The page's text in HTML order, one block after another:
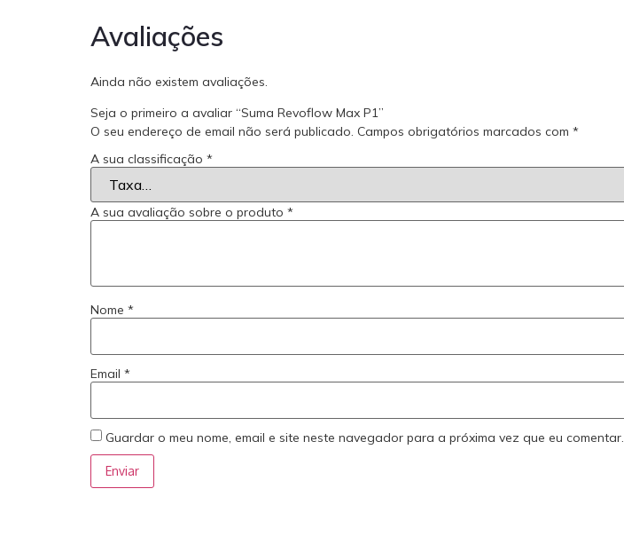
Avaliações
Ainda não existem avaliações.
Seja o primeiro a avaliar “Suma Revoflow Max P1”
O seu endereço de email não será publicado. Campos obrigatórios marcados com *
A sua classificação *
A sua avaliação sobre o produto *
Nome *
Email *
Guardar o meu nome, email e site neste navegador para a próxima vez que eu comentar.